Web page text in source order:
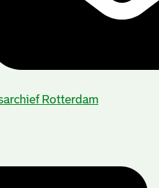
Rotterdam